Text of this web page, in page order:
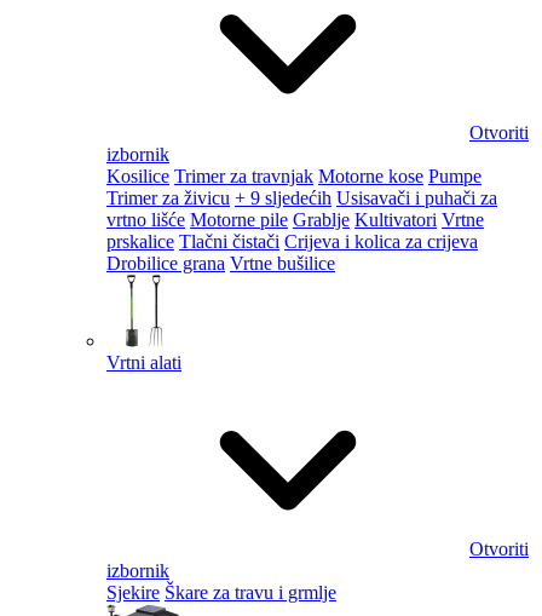
Otvoriti
izbornik
Kosilice Trimer za travnjak Motorne kose Pumpe
Trimer za živicu + 9 sljedećih Usisavači i puhači za
vrtno lišće Motorne pile Grablje Kultivatori Vrtne
prskalice Tlačni čistači Crijeva i kolica za crijeva
Drobilice grana Vrtne bušilice
Vrtni alati
Otvoriti
izbornik
Sjekire Škare za travu i grmlje